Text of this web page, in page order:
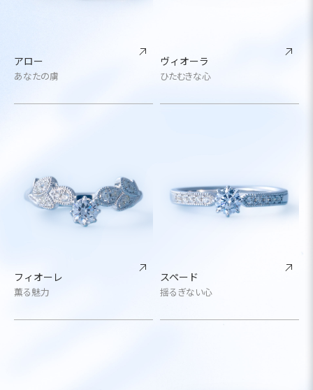
アロー
あなたの虜
ヴィオーラ
ひたむきな心
フィオーレ
薫る魅力
スペード
揺るぎない心